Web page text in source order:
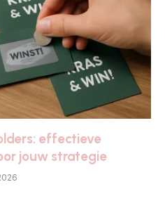
effectieve
jouw strategie